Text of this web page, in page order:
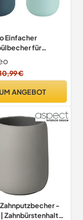
Einfacher
für
Kunststoff-
einfarbig,
€
ANGEBOT
-
Zahnbürstenhalter